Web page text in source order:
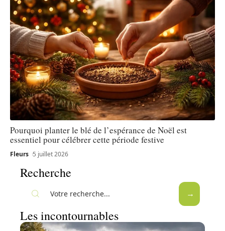
Pourquoi planter le blé de l’espérance de Noël est
essentiel pour célébrer cette période festive
Fleurs 5 juillet 2026
Recherche
Les incontournables